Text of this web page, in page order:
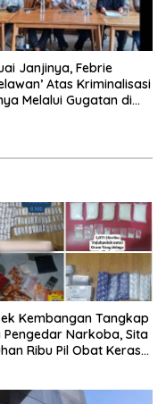
Janjinya, Febrie
Atas Kriminalisasi
Melalui Gugatan di
Kembangan Tangkap
Pengedar Narkoba, Sita
Ribu Pil Obat Keras